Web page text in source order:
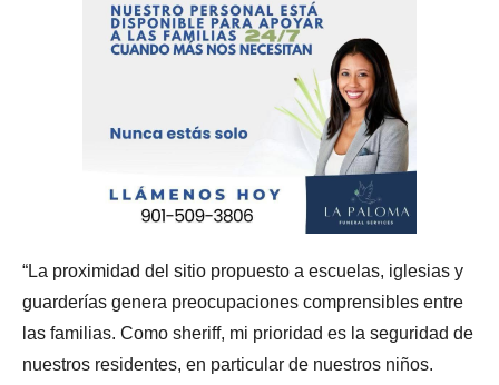
“La proximidad del sitio propuesto a escuelas, iglesias y
guarderías genera preocupaciones comprensibles entre
las familias. Como sheriff, mi prioridad es la seguridad de
nuestros residentes, en particular de nuestros niños.